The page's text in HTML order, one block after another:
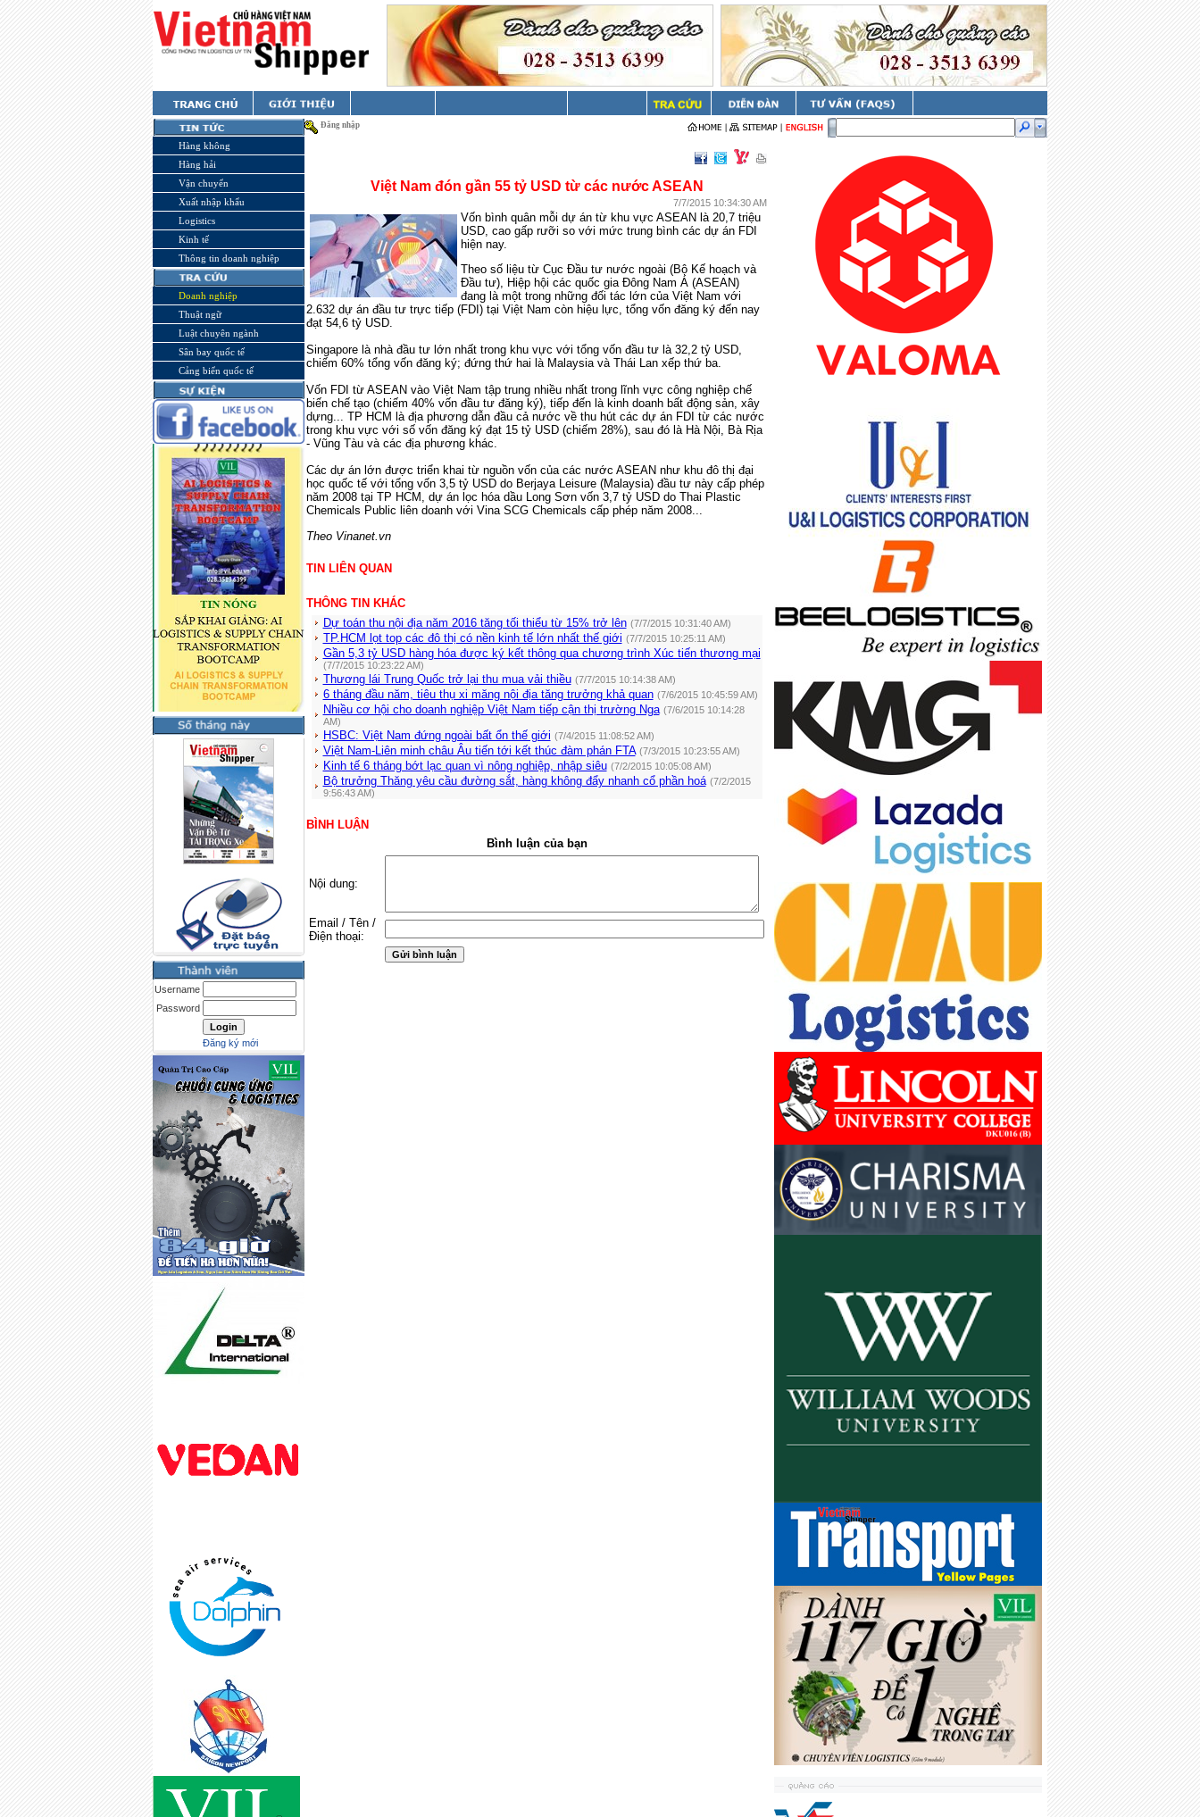
Hàng không
Hàng hải
Vận chuyển
Xuất nhập khẩu
Logistics
Kinh tế
Thông tin doanh nghiệp
Doanh nghiệp
Thuật ngữ
Luật chuyên ngành
Sân bay quốc tế
Cảng biển quốc tế
Username
Password
Đăng ký mới
Đăng nhập
Việt Nam đón gần 55 tỷ USD từ các nước ASEAN
7/7/2015 10:34:30 AM
Vốn bình quân mỗi dự án từ khu vực ASEAN là 20,7 triệu
USD, cao gấp rưỡi so với mức trung bình các dự án FDI
hiện nay.
Theo số liệu từ Cục Đầu tư nước ngoài (Bộ Kế hoạch và
Đầu tư), Hiệp hội các quốc gia Đông Nam Á (ASEAN)
đang là một trong những đối tác lớn của Việt Nam với
2.632 dự án đầu tư trực tiếp (FDI) tại Việt Nam còn hiệu lực, tổng vốn đăng ký đến nay
đạt 54,6 tỷ USD.
Singapore là nhà đầu tư lớn nhất trong khu vực với tổng vốn đầu tư là 32,2 tỷ USD,
chiếm 60% tổng vốn đăng ký; đứng thứ hai là Malaysia và Thái Lan xếp thứ ba.
Vốn FDI từ ASEAN vào Việt Nam tập trung nhiều nhất trong lĩnh vực công nghiệp chế
biến chế tạo (chiếm 40% vốn đầu tư đăng ký), tiếp đến là kinh doanh bất động sản, xây
dựng... TP HCM là địa phương dẫn đầu cả nước về thu hút các dự án FDI từ các nước
trong khu vực với số vốn đăng ký đạt 15 tỷ USD (chiếm 28%), sau đó là Hà Nội, Bà Rịa
- Vũng Tàu và các địa phương khác.
Các dự án lớn được triển khai từ nguồn vốn của các nước ASEAN như khu đô thị đại
học quốc tế với tổng vốn 3,5 tỷ USD do Berjaya Leisure (Malaysia) đầu tư này cấp phép
năm 2008 tại TP HCM, dự án lọc hóa dầu Long Sơn vốn 3,7 tỷ USD do Thai Plastic
Chemicals Public liên doanh với Vina SCG Chemicals cấp phép năm 2008...
Theo Vinanet.vn
TIN LIÊN QUAN
THÔNG TIN KHÁC
Dự toán thu nội địa năm 2016 tăng tối thiểu từ 15% trở lên (7/7/2015 10:31:40 AM)
TP.HCM lọt top các đô thị có nền kinh tế lớn nhất thế giới (7/7/2015 10:25:11 AM)
Gần 5,3 tỷ USD hàng hóa được ký kết thông qua chương trình Xúc tiến thương mại
(7/7/2015 10:23:22 AM)
Thương lái Trung Quốc trở lại thu mua vải thiều (7/7/2015 10:14:38 AM)
6 tháng đầu năm, tiêu thụ xi măng nội địa tăng trưởng khả quan (7/6/2015 10:45:59 AM)
Nhiều cơ hội cho doanh nghiệp Việt Nam tiếp cận thị trường Nga (7/6/2015 10:14:28
AM)
HSBC: Việt Nam đứng ngoài bất ổn thế giới (7/4/2015 11:08:52 AM)
Việt Nam-Liên minh châu Âu tiến tới kết thúc đàm phán FTA (7/3/2015 10:23:55 AM)
Kinh tế 6 tháng bớt lạc quan vì nông nghiệp, nhập siêu (7/2/2015 10:05:08 AM)
Bộ trưởng Thăng yêu cầu đường sắt, hàng không đẩy nhanh cổ phần hoá (7/2/2015
9:56:43 AM)
BÌNH LUẬN
Bình luận của bạn
Nội dung:
Email / Tên /
Điện thoại: